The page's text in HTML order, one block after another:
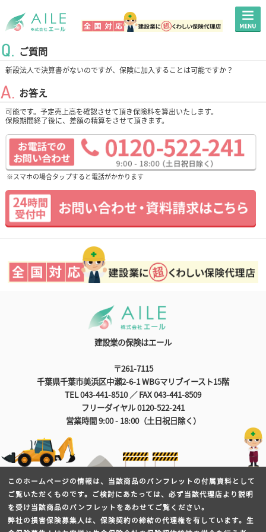
ご質問
新設法人で決算書がないのですが、保険に加入することは可能ですか？
お答え
可能です。予定売上高を確認させて頂き保険料を算出いたします。
保険期間終了後に、差額の精算をさせて頂きます。
※スマホの場合タップすると電話がかかります
建設業の保険はエール
〒261-7115
千葉県千葉市美浜区中瀬2-6-1 WBGマリブイースト15階
TEL 043-441-8510 ／ FAX 043-441-8509
フリーダイヤル 0120-522-241
営業時間 9:00 - 18:00（土日祝日除く）
このホームページの情報は、当該商品のパンフレットの付属資料として
ご覧いただくものです。ご検討にあたっては、必ず当該代理店より説明
を受け当該商品のパンフレットをあわせてご覧ください。
弊社の損害保険募集人は、保険契約の締結の代理権を有しています。生